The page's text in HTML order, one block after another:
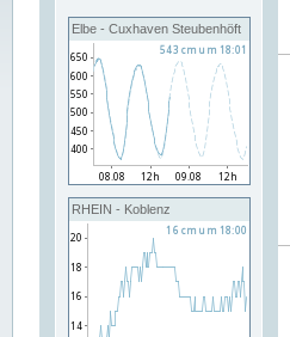
Elbe - Cuxhaven Steubenhöft
RHEIN - Koblenz